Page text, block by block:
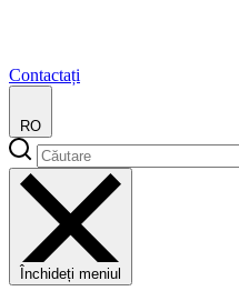
Contactați
RO
Închideți meniul